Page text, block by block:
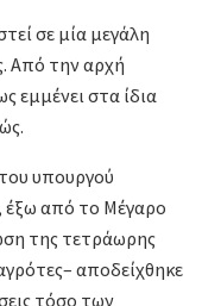
σε μία μεγάλη
Από την αρχή
εμμένει στα ίδια
υπουργού
έξω από το Μέγαρο
της τετράωρης
αποδείχθηκε
τόσο των